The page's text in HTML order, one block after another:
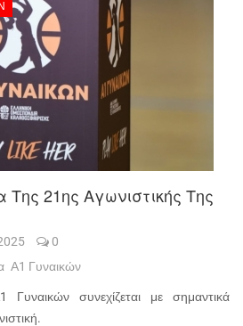
21ης Αγωνιστικής Της
0
Α1 Γυναικών
συνεχίζεται με σημαντικά